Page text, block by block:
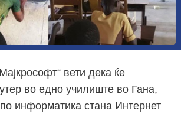
вети дека ќе
во едно училиште во Гана,
информатика стана Интернет